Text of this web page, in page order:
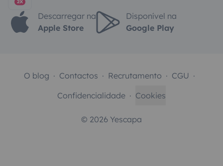
Descarregar na
Apple Store
Disponível na
Google Play
© 2026 Yescapa
O blog Contactos Recrutamento
CGU
Confidencialidade
Cookies